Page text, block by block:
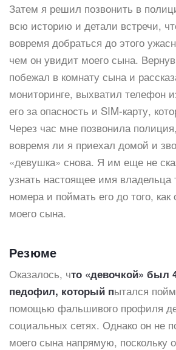
Затем я решил позвонить в
всю историю и детали встречи,
вовремя добраться до этого
чем он увидит моего сына.
побежал в комнату сына и
мониторинге, выхватил телефон
его за опасность и SIM-карту,
Через час мне позвонила
вовремя ли я приехал домой и
«девушка» снова. Я им еще не
узнать настоящее имя владельца
номера и поймать его до того,
моего сына.
Резюме
Оказалось, что «девочкой» был
педофил, который пытался
помощью фальшивого профиля
социальных сетях. Однако он не
моего сына напрямую, поскольку